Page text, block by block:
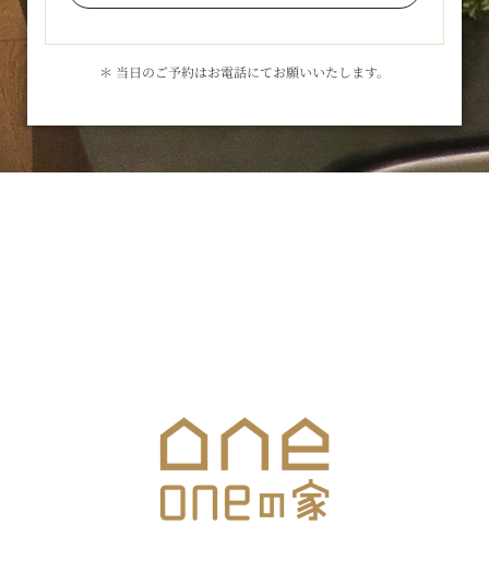
＊ 当日のご予約はお電話にてお願いいたします。